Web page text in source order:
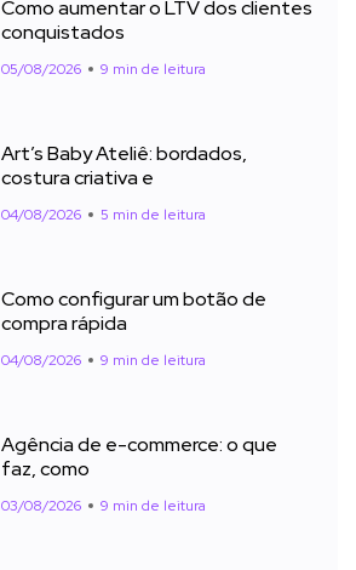
Como aumentar o LTV dos clientes
conquistados
05/08/2026 9 min de leitura
Art’s Baby Ateliê: bordados,
costura criativa e
04/08/2026 5 min de leitura
Como configurar um botão de
compra rápida
04/08/2026 9 min de leitura
Agência de e-commerce: o que
faz, como
03/08/2026 9 min de leitura